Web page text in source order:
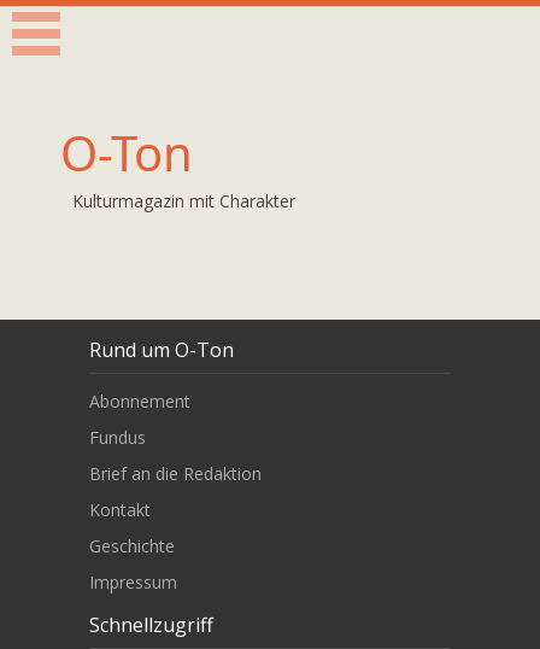
O-Ton
Kulturmagazin mit Charakter
Rund um O-Ton
Abonnement
Fundus
Brief an die Redaktion
Kontakt
Geschichte
Impressum
Schnellzugriff